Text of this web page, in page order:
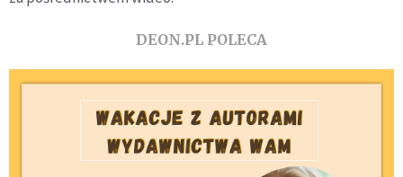
DEON.PL POLECA